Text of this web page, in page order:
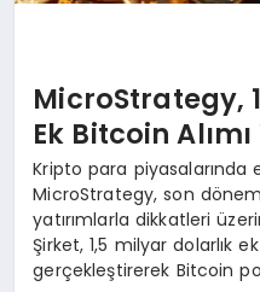
MicroStrategy,
Ek Bitcoin
Kripto para
MicroStrategy, son
yatırımlarla dikkatleri
Şirket, 1,5 milyar dolarlık
gerçekleştirerek Bitcoin